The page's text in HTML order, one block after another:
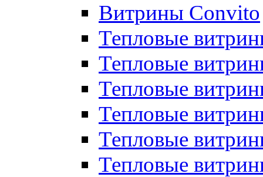
Витрины Convito
Тепловые
Тепловые
Тепловые
Тепловые
Тепловые
Тепловые